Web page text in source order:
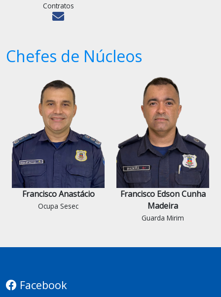
Contratos
Chefes de Núcleos
Francisco Anastácio
Ocupa Sesec
Francisco Edson Cunha
Madeira
Guarda Mirim
Facebook